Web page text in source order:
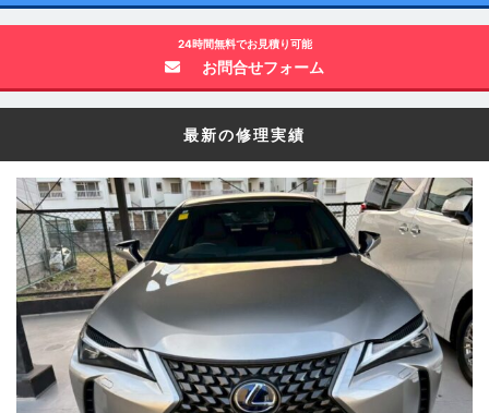
24時間無料でお見積り可能
お問合せフォーム
最新の修理実績